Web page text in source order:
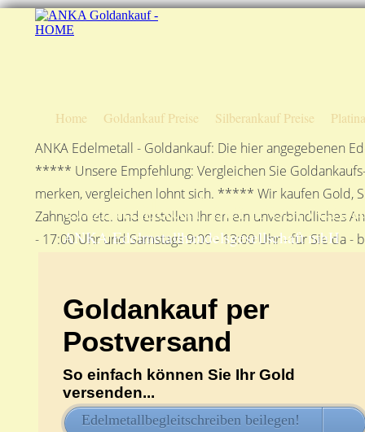
Home Goldankauf Preise Silberankauf Preise
ANKA Edelmetall - Goldankauf: Die hier angegebenen
***** Unsere Empfehlung: Vergleichen Sie
merken, vergleichen lohnt sich. ***** Wir kaufen Gold,
Zahngold etc. und erstellen Ihnen ein unverbindliches
- 17:00 Uhr und Samstags 9:00 - 13:00 Uhr - für Sie
Goldankauf per
ANKA Edelmetallhandelsgesellschaft mbH
Goldankauf per
Postversand
So einfach können Sie Ihr Gold
versenden...
Edelmetallbegleitschreiben beilegen!